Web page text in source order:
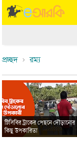
প্রচ্ছদ রম্য
টিসিবির ট্রাকের পেছনে দৌড়ানোর
কিছু উপকারিতা